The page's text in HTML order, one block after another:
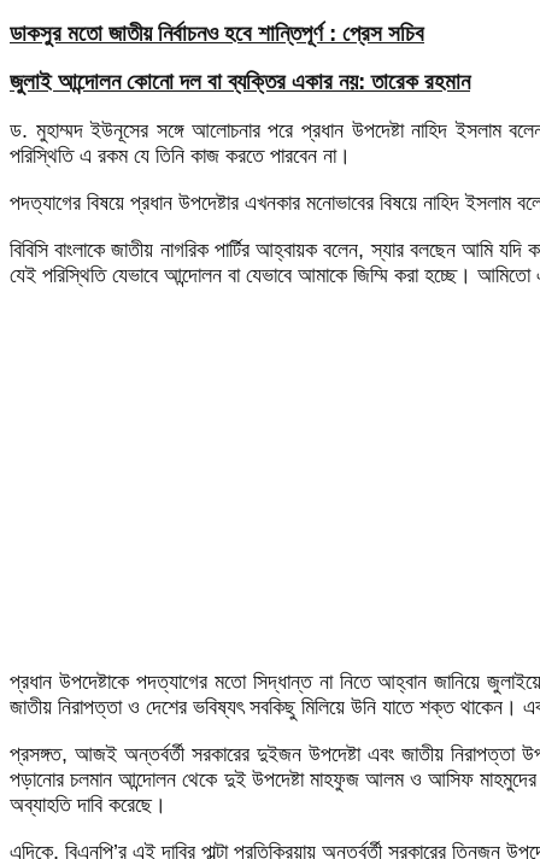
ডাকসুর মতো জাতীয় নির্বাচনও হবে শান্তিপূর্ণ : প্রেস সচিব
জুলাই আন্দোলন কোনো দল বা ব্যক্তির একার নয়: তারেক রহমান
ড. মুহাম্মদ ইউনূসের সঙ্গে আলোচনার পরে প্রধান উপদেষ্টা নাহিদ
পরিস্থিতি এ রকম যে তিনি কাজ করতে পারবেন না।
পদত্যাগের বিষয়ে প্রধান উপদেষ্টার এখনকার মনোভাবের বিষয়ে নাহিদ
বিবিসি বাংলাকে জাতীয় নাগরিক পার্টির আহ্বায়ক বলেন, স্যার বলছেন
যেই পরিস্থিতি যেভাবে আন্দোলন বা যেভাবে আমাকে জিম্মি করা হচ্ছে।
প্রধান উপদেষ্টাকে পদত্যাগের মতো সিদ্ধান্ত না নিতে আহ্বান জানিয়ে
জাতীয় নিরাপত্তা ও দেশের ভবিষ্যৎ সবকিছু মিলিয়ে উনি যাতে শক্ত থাকেন।
প্রসঙ্গত, আজই অন্তর্বর্তী সরকারের দুইজন উপদেষ্টা এবং জাতীয় নিরাপত্তা
পড়ানোর চলমান আন্দোলন থেকে দুই উপদেষ্টা মাহফুজ আলম ও আসিফ মাহমুদের
অব্যাহতি দাবি করেছে।
এদিকে, বিএনপি’র এই দাবির পাল্টা প্রতিক্রিয়ায় অন্তর্বর্তী সরকারের তিনজন